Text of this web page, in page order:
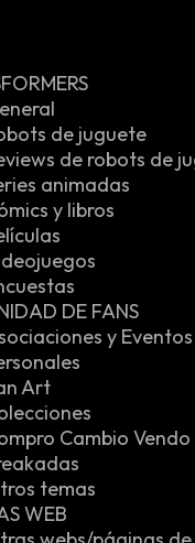
de juguete
de robots de
animadas
y libros
DE FANS
y Eventos
Art
Cambio Vendo
temas
WEB